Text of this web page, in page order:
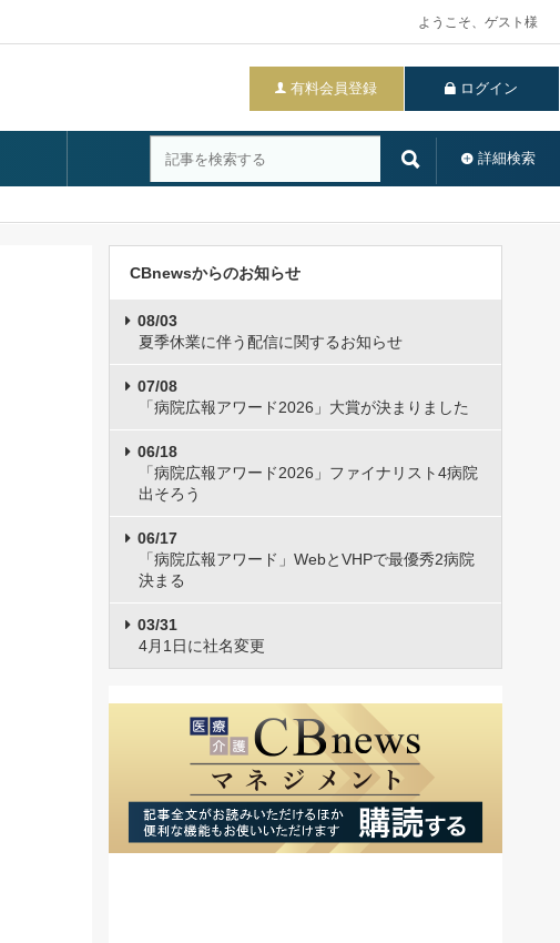
ようこそ、ゲスト様
有料会員登録 ログイン
詳細検索
CBnewsからのお知らせ
08/03
夏季休業に伴う配信に関するお知らせ
07/08
「病院広報アワード2026」大賞が決まりました
06/18
「病院広報アワード2026」ファイナリスト4病院
出そろう
06/17
「病院広報アワード」WebとVHPで最優秀2病院
決まる
03/31
4月1日に社名変更